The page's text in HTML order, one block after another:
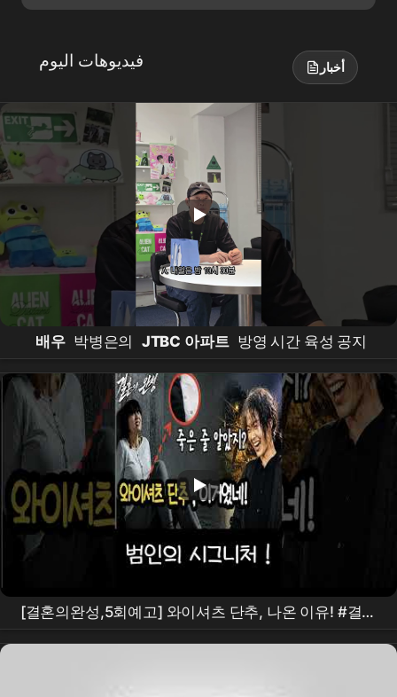
فيديوهات اليوم أخبار
배우 박병은의 JTBC 아파트 방영 시간 육성 공지
[결혼의완성,5회예고] 와이셔츠 단추, 나온 이유! #결혼
의완성